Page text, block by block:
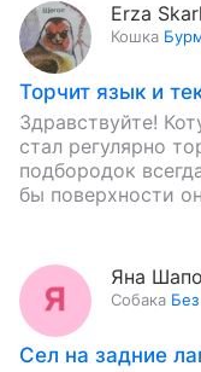
Erza
Кошка
Торчит язык и
Здравствуйте!
стал регулярно
подбородок
бы поверхности
Яна
Собака
Сел на задние